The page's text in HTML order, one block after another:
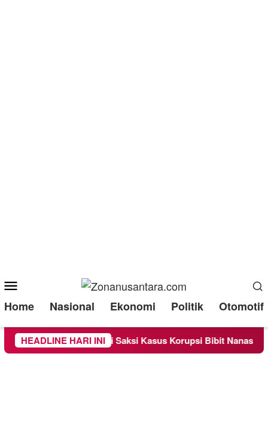
Menu
Home Nasional Ekonomi Politik Otomotif
HEADLINE HARI INI
Sebagai Saksi Kasus Korupsi Bibit Nanas Sulsel Rp